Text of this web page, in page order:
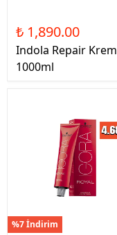
₺ 1,890.00
Indola Repair Krem
1000ml
%7 İndirim